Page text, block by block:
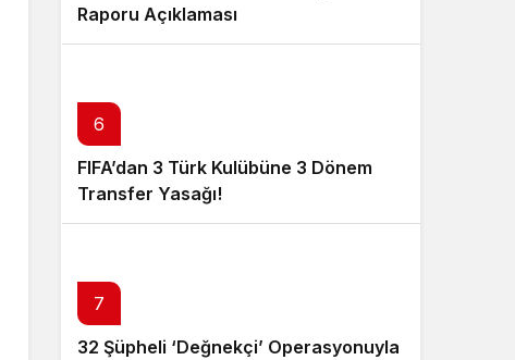
Raporu Açıklaması
6
FIFA’dan 3 Türk Kulübüne 3 Dönem
Transfer Yasağı!
7
32 Şüpheli ‘Değnekçi’ Operasyonuyla